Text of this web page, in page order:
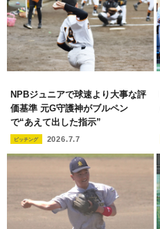
NPBジュニアで球速より大事な評
価基準 元G守護神がブルペン
で“あえて出した指示”
ピッチング 2026.7.7